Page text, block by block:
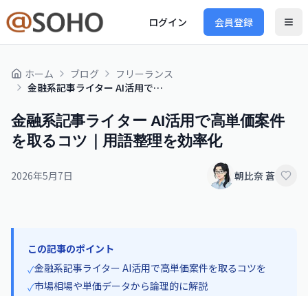
ログイン 会員登録
ホーム ブログ
フリーランス
金融系記事ライター AI活用で高単価案件を取るコツ｜用語整理を効率化
金融系記事ライター AI活用で高単価案件
を取るコツ｜用語整理を効率化
2026年5月7日 朝比奈 蒼
この記事のポイント
✓金融系記事ライター AI活用で高単価案件を取るコツを
✓市場相場や単価データから論理的に解説